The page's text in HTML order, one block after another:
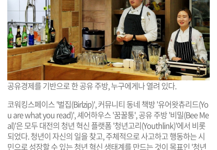
공유경제를 기반으로 한 공유 주방, 누구에게나 열려 있다.
코워킹스페이스 '벌집(Birlzip)', 커뮤니티 동네 책방 '유어왓츄리드(Yo
u are what you read)', 셰어하우스 '꿈꿀통', 공유 주방 '비밀(Bee Me
al)'은 모두 대전의 청년 혁신 플랫폼 '청년고리(Youthlink)'에서 비롯
되었다. 청년이 자신의 일을 찾고, 주체적으로 사고하고 행동하는 시
민으로 성장할 수 있는 청년 혁신 생태계를 만드는 것이 목표인 '청년